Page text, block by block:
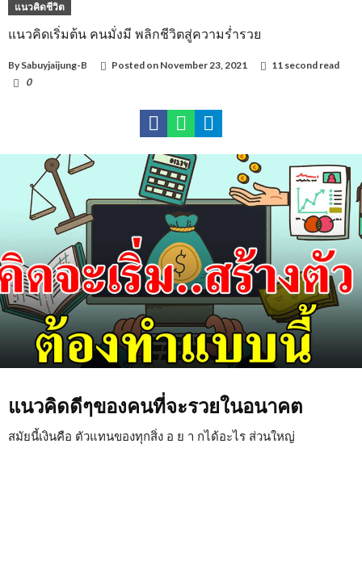
แนวคิดชีวิต
แนวคิดเริ่มต้น คนมั่งมี พลิกชีวิตสู่ความร่ำรวย
By Sabuyjaijung-B Posted on November 23, 2021
11 second read
0
แนวคิดดีๆของคนที่จะรวยในอนาคต
สมัยนี้เงินคือ ตัวแทนของทุกสิ่ง อ ย า กได้อะไร ส่วนใหญ่